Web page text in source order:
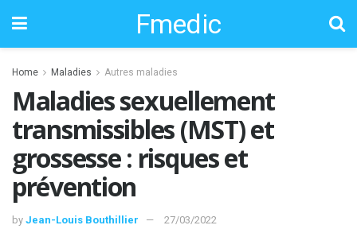
Fmedic
Home Maladies Autres maladies
Maladies sexuellement
transmissibles (MST) et
grossesse : risques et
prévention
by Jean-Louis Bouthillier 27/03/2022